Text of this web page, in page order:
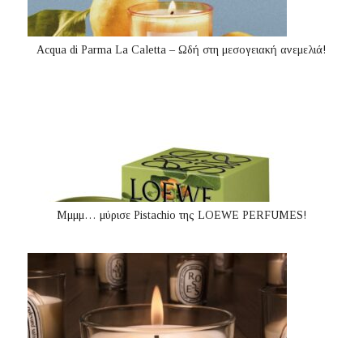
Acqua di Parma La Caletta – Ωδή στη μεσογειακή ανεμελιά!
Μμμμ… μύρισε Pistachio της LOEWE PERFUMES!